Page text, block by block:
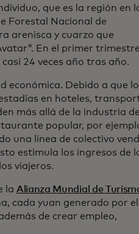
que es la región en
Forestal Nacional de
arenisca y cuarzo que
En el primer trimestre
24 veces año tras año.
económica. Debido a que
en hoteles,
más allá de la industria del
popular, por
una línea de colectivo
estimula los ingresos de
viajeros.
la Alianza Mundial de
cada yuan generado por el
de crear empleo,